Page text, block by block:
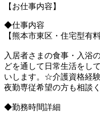
【お仕事内容】
◆仕事内容
【熊本市東区・住宅型有
入居者さまの食事・入浴
どを通して日常生活をし
いします。☆介護資格経
夜勤専従希望の方も相談
◆勤務時間詳細